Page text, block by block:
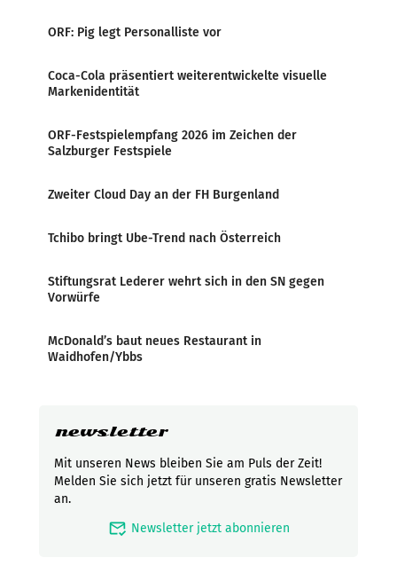
ORF: Pig legt Personalliste vor
Coca-Cola präsentiert weiterentwickelte visuelle
Markenidentität
ORF-Festspielempfang 2026 im Zeichen der
Salzburger Festspiele
Zweiter Cloud Day an der FH Burgenland
Tchibo bringt Ube-Trend nach Österreich
Stiftungsrat Lederer wehrt sich in den SN gegen
Vorwürfe
McDonald’s baut neues Restaurant in
Waidhofen/Ybbs
newsletter
Mit unseren News bleiben Sie am Puls der Zeit!
Melden Sie sich jetzt für unseren gratis Newsletter
an.
mark_email_read Newsletter jetzt abonnieren